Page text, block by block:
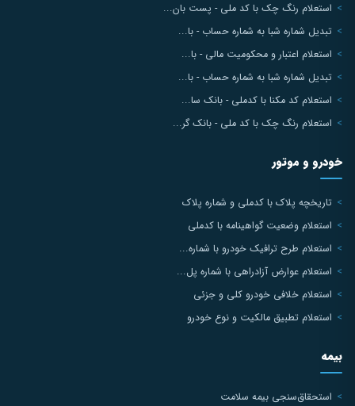
استعلام رنگ چک با کد ملی - پست بان...
تبدیل شماره شبا به شماره حساب - با...
استعلام اعتبار و محکومیت مالی - با...
تبدیل شماره شبا به شماره حساب - با...
استعلام کد مکنا با کدملی - بانک سا...
استعلام رنگ چک با کد ملی - بانک گر...
خودرو و موتور
تاریخچه پلاک با کدملی و شماره پلاک
استعلام وضعیت گواهینامه با کدملی
استعلام طرح ترافیک خودرو با شماره...
استعلام عوارض آزادراهی با شماره پل...
استعلام خلافی خودرو کلی و جزئی
استعلام تطبیق مالکیت و نوع خودرو
بیمه
استحقاق‌سنجی بیمه سلامت